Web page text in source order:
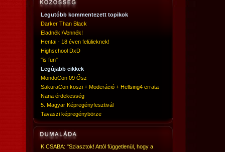
Legutóbb kommentezett topikok
Darker Than Black
Eladnék!/Vennék!
Hentai - 18 éven felülieknek!
Highschool DxD
"is fun"
Legújabb cikkek
MondoCon 09 Ősz
SakuraCon köszi + Moderáció + Hellsing4 errata
Nana érdekesség
5. Magyar Képregényfesztivál
Tavaszi képregénybörze
K.CSABA: "Sziasztok! Attól függetlenül, hogy a